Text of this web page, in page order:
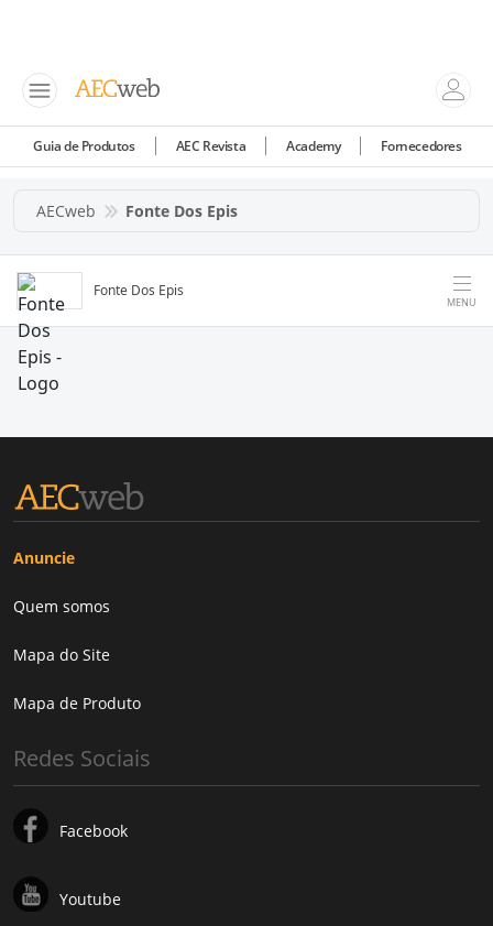
Guia de Produtos AEC Revista Academy Fornecedores
AECweb Fonte Dos Epis
Fonte Dos Epis
MENU
Anuncie
Quem somos
Mapa do Site
Mapa de Produto
Redes Sociais
Facebook
Youtube